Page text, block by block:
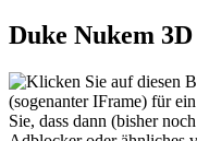
Duke Nukem